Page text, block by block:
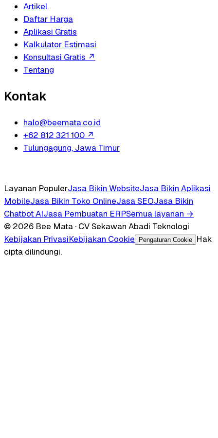
Artikel
Daftar Harga
Aplikasi Gratis
Kalkulator Estimasi
Konsultasi Gratis ↗
Tentang
Kontak
halo@beemata.co.id
+62 812 321 100 ↗
Tulungagung, Jawa Timur
Layanan PopulerJasa Bikin WebsiteJasa Bikin Aplikasi
MobileJasa Bikin Toko OnlineJasa SEOJasa Bikin
Chatbot AIJasa Pembuatan ERPSemua layanan →
© 2026 Bee Mata · CV Sekawan Abadi Teknologi
Kebijakan PrivasiKebijakan Cookie Pengaturan Cookie
Hak
cipta dilindungi.